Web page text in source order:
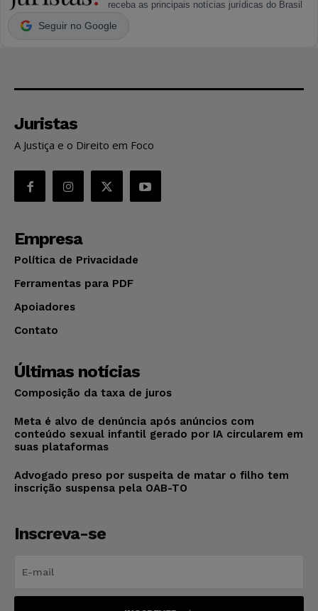
receba as principais notícias jurídicas do Brasil
Seguir no Google
Juristas
A Justiça e o Direito em Foco
Empresa
Política de Privacidade
Ferramentas para PDF
Apoiadores
Contato
Últimas notícias
Composição da taxa de juros
Meta é alvo de denúncia após anúncios com
conteúdo sexual infantil gerado por IA circularem em
suas plataformas
Advogado preso por suspeita de matar o filho tem
inscrição suspensa pela OAB-TO
Inscreva-se